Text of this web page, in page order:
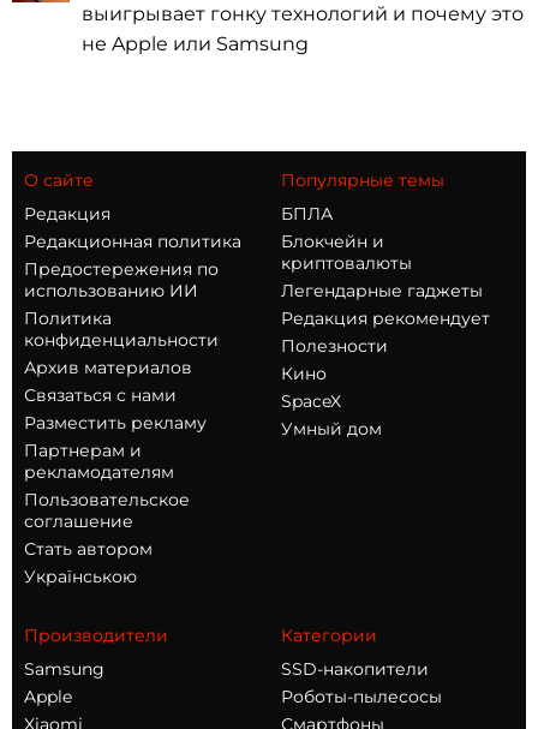
выигрывает гонку технологий и почему это
не Apple или Samsung
О сайте
Редакция
Редакционная политика
Предостережения по
использованию ИИ
Политика
конфиденциальности
Архив материалов
Связаться с нами
Разместить рекламу
Партнерам и
рекламодателям
Пользовательское
соглашение
Стать автором
Українською
Популярные темы
БПЛА
Блокчейн и
криптовалюты
Легендарные гаджеты
Редакция рекомендует
Полезности
Кино
SpaceX
Умный дом
Производители
Samsung
Apple
Xiaomi
Категории
SSD-накопители
Роботы-пылесосы
Смартфоны